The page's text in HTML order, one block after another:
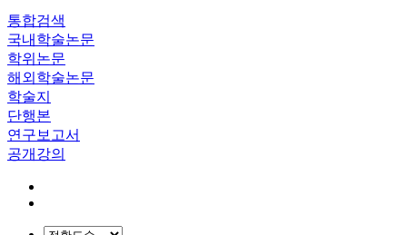
통합검색
국내학술논문
학위논문
해외학술논문
학술지
단행본
연구보고서
공개강의